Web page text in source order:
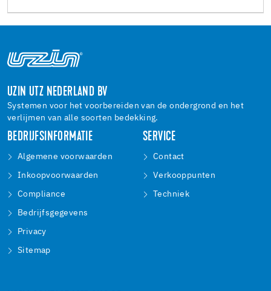
UZIN UTZ NEDERLAND BV
Systemen voor het voorbereiden van de ondergrond en het
verlijmen van alle soorten bedekking.
BEDRIJFSINFORMATIE
Algemene voorwaarden
Inkoopvoorwaarden
Compliance
Bedrijfsgegevens
Privacy
Sitemap
SERVICE
Contact
Verkooppunten
Techniek